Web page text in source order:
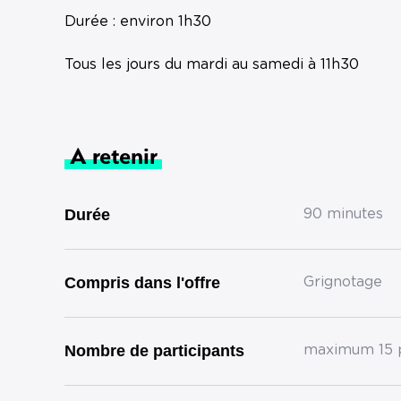
Durée : environ 1h30
Tous les jours du mardi au samedi à 11h30
A retenir
Durée 90 minutes
Compris dans l'offre Grignotage
Nombre de participants maximum 15